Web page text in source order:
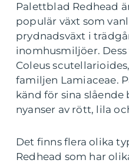
Palettblad Redhead
populär växt som
prydnadsväxt i
inomhusmiljöer.
Coleus
familjen Lamiaceae.
känd för sina slående
nyanser av rött, lila
Det finns flera olika
Redhead som har